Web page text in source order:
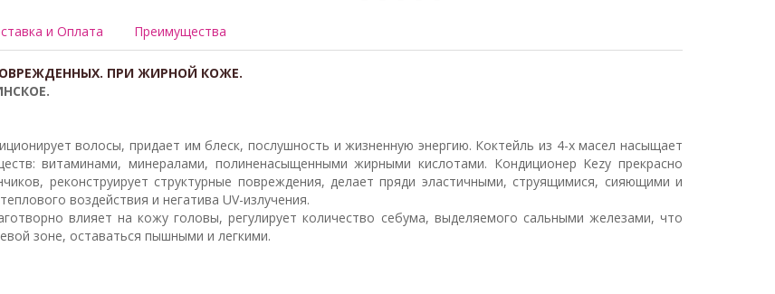
и Оплата Преимущества
ПРИ ЖИРНОЙ КОЖЕ.
волосы, придает им блеск, послушность и жизненную энергию. Коктейль из 4-х масел насыщает
витаминами, минералами, полиненасыщенными жирными кислотами. Кондиционер Kezy прекрасно
реконструирует структурные повреждения, делает пряди эластичными, струящимися, сияющими и
воздействия и негатива UV-излучения.
влияет на кожу головы, регулирует количество себума, выделяемого сальными железами, что
зоне, оставаться пышными и легкими.